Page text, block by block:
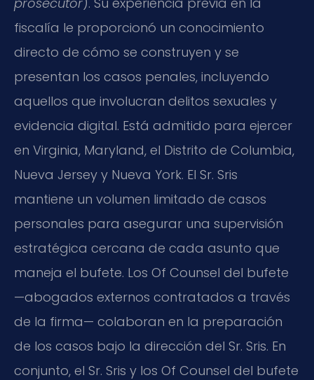
fiscalía le proporcionó un conocimiento
directo de cómo se construyen y se
presentan los casos penales, incluyendo
aquellos que involucran delitos sexuales y
evidencia digital. Está admitido para ejercer
en Virginia, Maryland, el Distrito de Columbia,
Nueva Jersey y Nueva York. El Sr. Sris
mantiene un volumen limitado de casos
personales para asegurar una supervisión
estratégica cercana de cada asunto que
maneja el bufete. Los Of Counsel del bufete
—abogados externos contratados a través
de la firma— colaboran en la preparación
de los casos bajo la dirección del Sr. Sris. En
conjunto, el Sr. Sris y los Of Counsel del bufete